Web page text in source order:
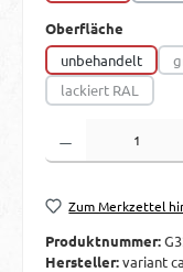
Oberfläche
unbehandelt
lackiert RAL
(Diese Option
Produkt Anzahl: Gib
Zum Merkzettel
Produktnummer:
Hersteller:variant